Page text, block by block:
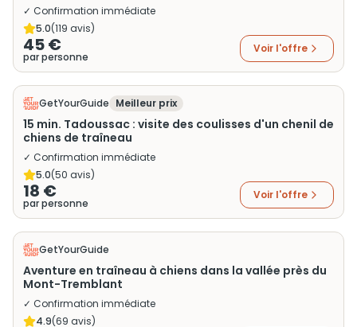
✓ Confirmation immédiate
5.0(119 avis)
45 €
par personne
Voir l'offre
GetYourGuide Meilleur prix
15 min. Tadoussac : visite des coulisses d'un chenil de
chiens de traîneau
✓ Confirmation immédiate
5.0(50 avis)
18 €
par personne
Voir l'offre
GetYourGuide
Aventure en traîneau à chiens dans la vallée près du
Mont-Tremblant
✓ Confirmation immédiate
4.9(69 avis)